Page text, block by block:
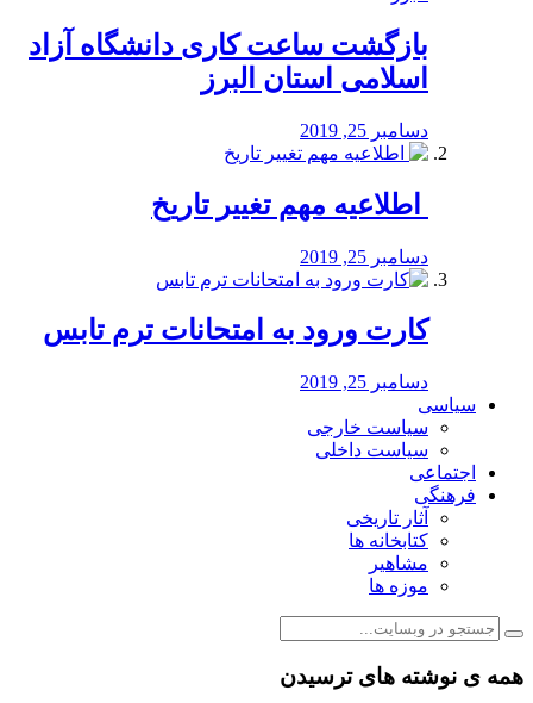
بازگشت ساعت کاری دانشگاه آزاد
اسلامی استان البرز
دسامبر 25, 2019
️ اطلاعیه مهم تغییر تاریخ
دسامبر 25, 2019
کارت ورود به امتحانات ترم تابس
دسامبر 25, 2019
سیاسی
سیاست خارجی
سیاست داخلی
اجتماعی
فرهنگی
آثار تاریخی
کتابخانه ها
مشاهیر
موزه ها
همه ی نوشته های ترسیدن